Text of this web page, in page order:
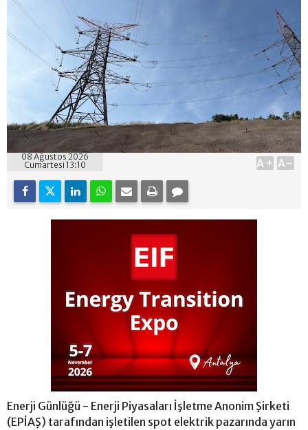
08 Ağustos 2026
Cumartesi 13:10
A+ A-
Enerji Günlüğü - Enerji Piyasaları İşletme Anonim Şirketi
(EPİAŞ) tarafından işletilen spot elektrik pazarında yarın